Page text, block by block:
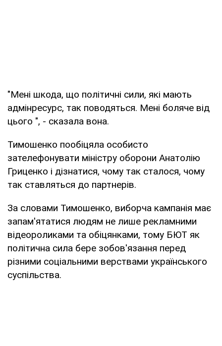
"Мені шкода, що політичні сили, які мають
адмінресурс, так поводяться. Мені боляче від
цього ", - сказала вона.
Тимошенко пообіцяла особисто
зателефонувати міністру оборони Анатолію
Гриценко і дізнатися, чому так сталося, чому
так ставляться до партнерів.
За словами Тимошенко, виборча кампанія має
запам'ятатися людям не лише рекламними
відеороликами та обіцянками, тому БЮТ як
політична сила бере зобов'язання перед
різними соціальними верствами українського
суспільства.